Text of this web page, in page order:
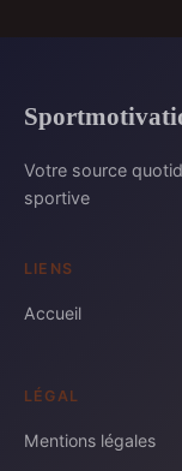
Votre source
sportive
LIENS
Accueil
LÉGAL
Mentions légales